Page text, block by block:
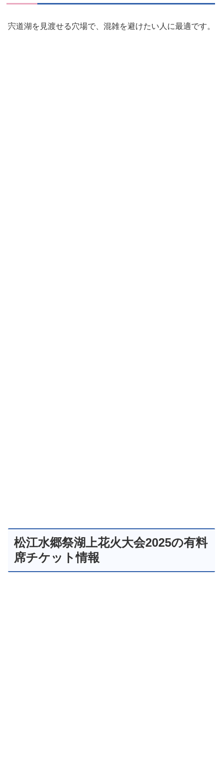
宍道湖を見渡せる穴場で、混雑を避けたい人に最適です。
松江水郷祭湖上花火大会2025の有料
席チケット情報